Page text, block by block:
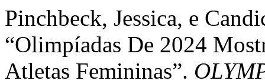
Pinchbeck, Jessica, e
“Olimpíadas De 2024
Atletas Femininas”.